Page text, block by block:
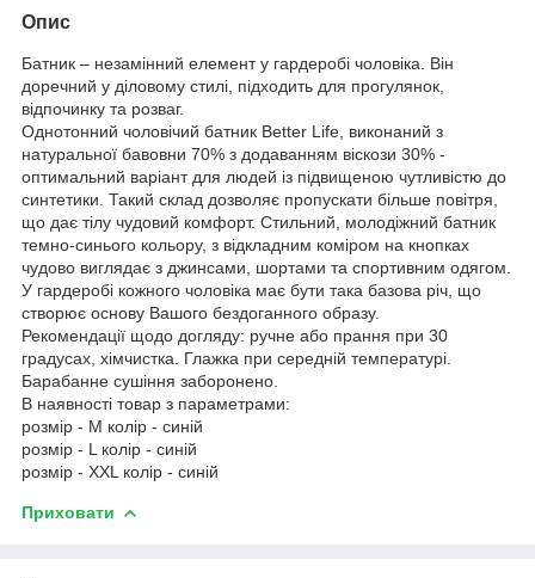
Опис
Батник – незамінний елемент у гардеробі чоловіка. Він
доречний у діловому стилі, підходить для прогулянок,
відпочинку та розваг.
Однотонний чоловічий батник Better Life, виконаний з
натуральної бавовни 70% з додаванням віскози 30% -
оптимальний варіант для людей із підвищеною чутливістю до
синтетики. Такий склад дозволяє пропускати більше повітря,
що дає тілу чудовий комфорт. Стильний, молодіжний батник
темно-синього кольору, з відкладним коміром на кнопках
чудово виглядає з джинсами, шортами та спортивним одягом.
У гардеробі кожного чоловіка має бути така базова річ, що
створює основу Вашого бездоганного образу.
Рекомендації щодо догляду: ручне або прання при 30
градусах, хімчистка. Глажка при середній температурі.
Барабанне сушіння заборонено.
В наявності товар з параметрами:
розмір - M колір - синій
розмір - L колір - синій
розмір - XXL колір - синій
Приховати